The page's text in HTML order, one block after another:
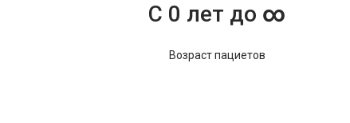
С 0 лет до ∞
Возраст пациетов